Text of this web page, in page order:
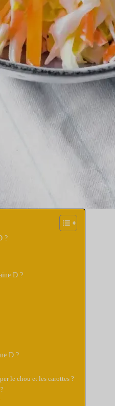
?
D ?
D ?
le chou et les carottes ?